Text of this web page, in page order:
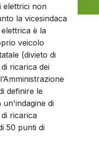
elettrici non
la vicesindaca
è la
veicolo
(divieto di
ricarica dei
definire le
un'indagine di
ricarica
50 punti di